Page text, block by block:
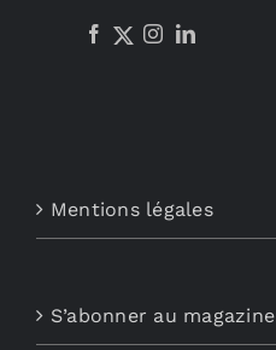
Mentions légales
S’abonner au magazine